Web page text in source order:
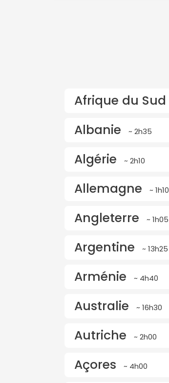
Afrique du Sud
Albanie ~ 2h35
Algérie ~ 2h10
Allemagne ~ 1h10
Angleterre ~ 1h05
Argentine ~ 13h25
Arménie ~ 4h40
Australie ~ 16h30
Autriche ~ 2h00
Açores ~ 4h00